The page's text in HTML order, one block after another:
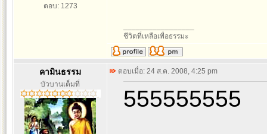
ตอบ: 1273
ชีวิตที่เหลือเพื่อธรรมะ
คามินธรรม
บัวบานเต็มที่
ตอบเมื่อ: 24 ส.ค. 2008, 4:25 pm
555555555